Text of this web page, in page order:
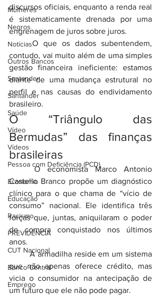
Mulheres
Negros
Notícias
Outros Bancos
Santander
Santander
Saúde
Vídeo
Vídeos
Pessoa com Deficiência (PCD)
Economia
Educação
Racismo
PREVIDÊNCIA
CUT Nacional
Banco Central
Emprego
discursos oficiais, enquanto a renda real
é sistematicamente drenada por uma
engrenagem de juros sobre juros.
	O que os dados subentendem,
contudo, vai muito além de uma simples
gestão financeira ineficiente: estamos
diante de uma mudança estrutural no
perfil e nas causas do endividamento
brasileiro.
O “Triângulo das
Bermudas” das finanças
brasileiras
	O economista Marco Antonio
Castello Branco propõe um diagnóstico
clínico para o que chama de “vício de
consumo” nacional. Ele identifica três
forças que, juntas, aniquilaram o poder
de compra conquistado nos últimos
anos.
	A armadilha reside em um sistema
que não apenas oferece crédito, mas
vicia o consumidor na antecipação de
um futuro que ele não pode pagar.